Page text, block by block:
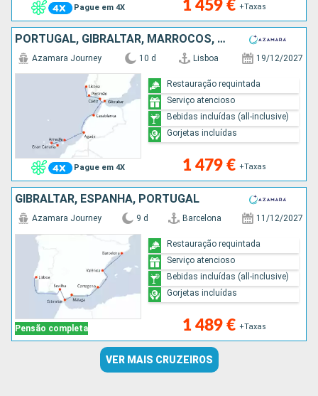
Pague em 4X 1 459 € +Taxas
PORTUGAL, GIBRALTAR, MARROCOS, LANZAROTE, TENERIFE, ESPANHA
Pague em 4X
Azamara Journey 10 d Lisboa 19/12/2027
1 479 € +Taxas
Restauração requintada
Serviço atencioso
Bebidas incluídas (all-inclusive)
Gorjetas incluídas
GIBRALTAR, ESPANHA, PORTUGAL
Pensão completa
Azamara Journey 9 d Barcelona 11/12/2027
1 489 € +Taxas
Restauração requintada
Serviço atencioso
Bebidas incluídas (all-inclusive)
Gorjetas incluídas
VER MAIS CRUZEIROS